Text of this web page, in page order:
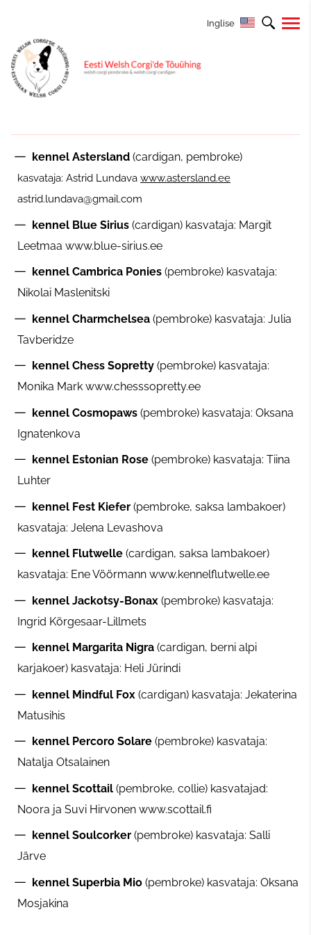
Inglise
kennel Astersland (cardigan, pembroke)
kasvataja: Astrid Lundava www.astersland.ee
astrid.lundava@gmail.com
kennel Blue Sirius (cardigan) kasvataja: Margit
Leetmaa www.blue-sirius.ee
kennel Cambrica Ponies (pembroke) kasvataja:
Nikolai Maslenitski
kennel Charmchelsea (pembroke) kasvataja: Julia
Tavberidze
kennel Chess Sopretty (pembroke) kasvataja:
Monika Mark www.chesssopretty.ee
kennel Cosmopaws (pembroke) kasvataja: Oksana
Ignatenkova
kennel Estonian Rose (pembroke) kasvataja: Tiina
Luhter
kennel Fest Kiefer (pembroke, saksa lambakoer)
kasvataja: Jelena Levashova
kennel Flutwelle (cardigan, saksa lambakoer)
kasvataja: Ene Vöörmann www.kennelflutwelle.ee
kennel Jackotsy-Bonax (pembroke) kasvataja:
Ingrid Kõrgesaar-Lillmets
kennel Margarita Nigra (cardigan, berni alpi
karjakoer) kasvataja: Heli Jürindi
kennel Mindful Fox (cardigan) kasvataja: Jekaterina
Matusihis
kennel Percoro Solare (pembroke) kasvataja:
Natalja Otsalainen
kennel Scottail (pembroke, collie) kasvatajad:
Noora ja Suvi Hirvonen www.scottail.fi
kennel Soulcorker (pembroke) kasvataja: Salli
Järve
kennel Superbia Mio (pembroke) kasvataja: Oksana
Mosjakina